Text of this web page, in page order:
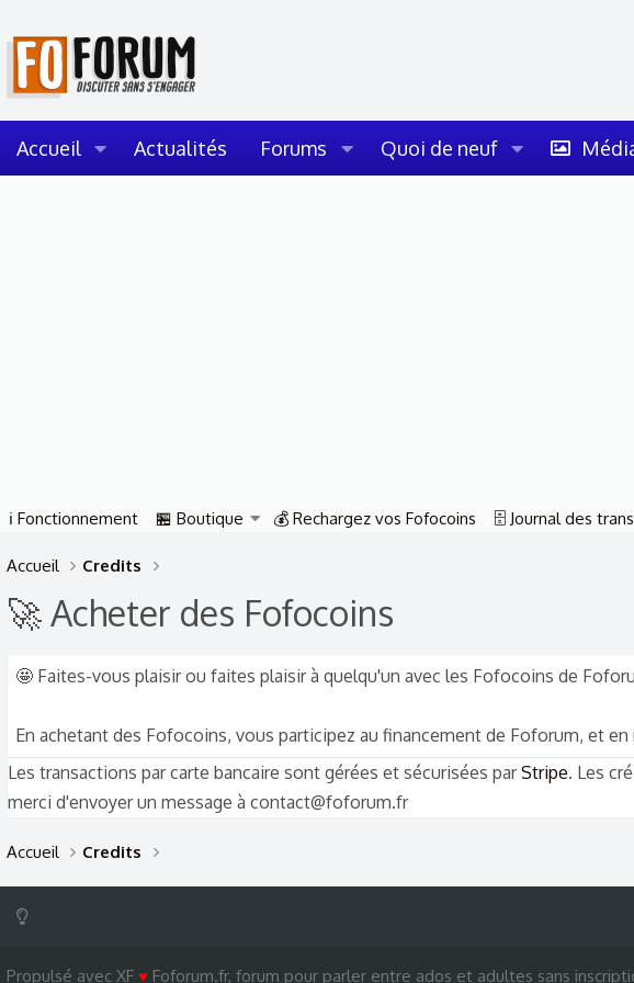
Accueil Actualités Forums Quoi de neuf
ℹ️ Fonctionnement 🏪 Boutique 💰 Rechargez vos Fofocoins 🗄️ Journal des
Accueil Credits
🚀 Acheter des Fofocoins
🤩 Faites-vous plaisir ou faites plaisir à quelqu'un avec les Fofocoins de
En achetant des Fofocoins, vous participez au financement de Foforum, et
Les transactions par carte bancaire sont gérées et sécurisées parStripe. Les
merci d'envoyer un message à contact@foforum.fr
Accueil Credits
Propulsé avec XF ♥ Foforum.fr, forum pour parler entre ados et adultes sans